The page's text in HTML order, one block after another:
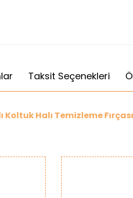
Taksit Seçenekleri
Koltuk Halı Temizleme Fırçası
veya görüntülenemiyor.
bilgiler bulunuyor.